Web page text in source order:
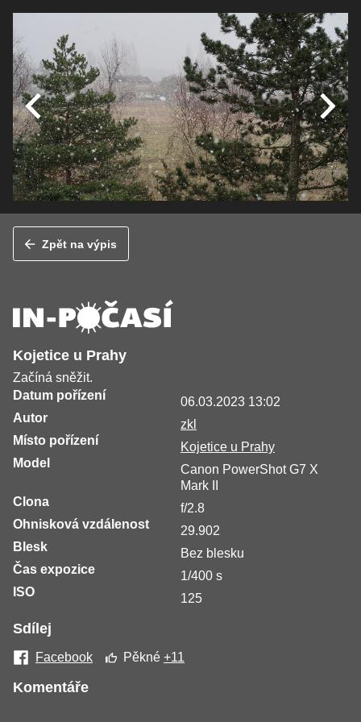
Zpět na výpis
Kojetice u Prahy
Začíná sněžit.
Datum pořízení
06.03.2023 13:02
Autor
zkl
Místo pořízení
Kojetice u Prahy
Model
Canon PowerShot G7 X
Mark II
Clona
f/2.8
Ohnisková vzdálenost
29.902
Blesk
Bez blesku
Čas expozice
1/400 s
ISO
125
Sdílej
Facebook Pěkné+11
Komentáře